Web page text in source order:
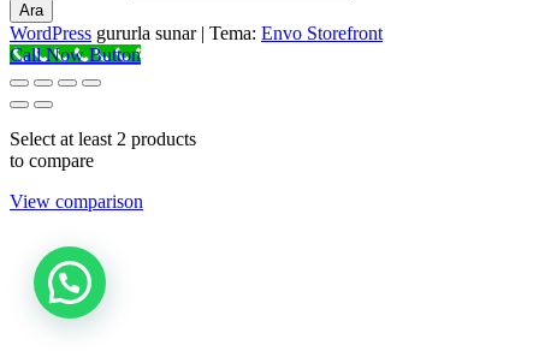
Ara
WordPress gururla sunar | Tema: Envo Storefront
Call Now Button
Select at least 2 products
to compare
View comparison